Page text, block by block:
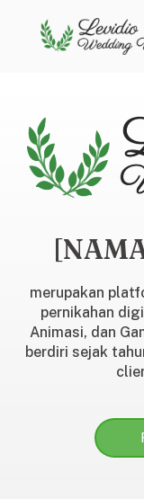
merupakan
pernikahan
Animasi, dan
berdiri sejak